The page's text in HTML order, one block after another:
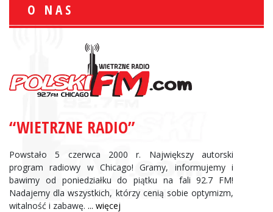
O NAS
“WIETRZNE RADIO”
Powstało 5 czerwca 2000 r. Największy autorski
program radiowy w Chicago! Gramy, informujemy i
bawimy od poniedziałku do piątku na fali 92.7 FM!
Nadajemy dla wszystkich, którzy cenią sobie optymizm,
witalność i zabawę. ... więcej